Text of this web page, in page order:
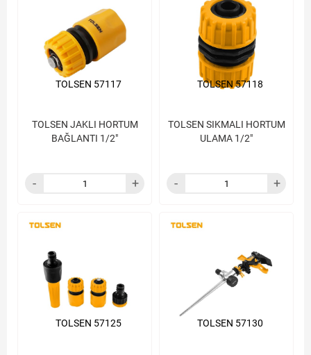
TOLSEN JAKLI HORTUM
BAĞLANTI 1/2"
TOLSEN 57117
TOLSEN SIKMALI HORTUM
ULAMA 1/2"
TOLSEN 57118
TOLSEN 57125 TOLSEN 57130